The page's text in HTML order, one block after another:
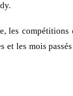
les
et les mois